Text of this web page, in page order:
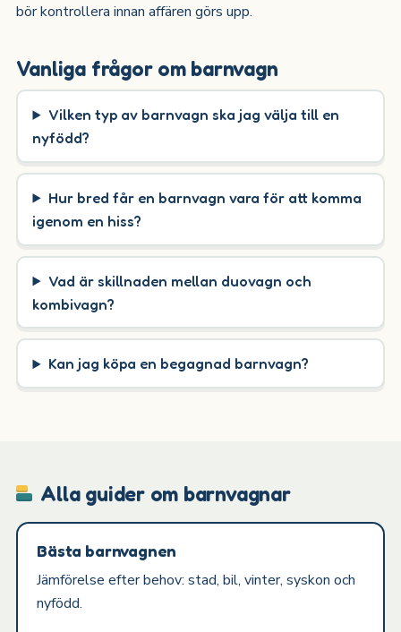
bör kontrollera innan affären görs upp.
Vanliga frågor om barnvagn
Vilken typ av barnvagn ska jag välja till en
nyfödd?
Hur bred får en barnvagn vara för att komma
igenom en hiss?
Vad är skillnaden mellan duovagn och
kombivagn?
Kan jag köpa en begagnad barnvagn?
Alla guider om barnvagnar
Bästa barnvagnen
Jämförelse efter behov: stad, bil, vinter, syskon och
nyfödd.